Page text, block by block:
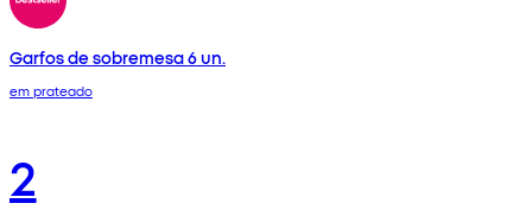
Garfos de sobremesa 6 un.
em prateado
2